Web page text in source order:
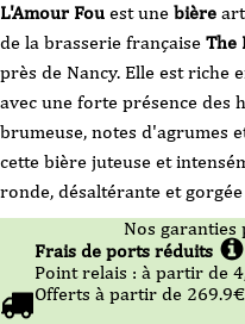
L'Amour Fou est une bière
de la brasserie française The
près de Nancy. Elle est riche
avec une forte présence des
brumeuse, notes d'agrumes
cette bière juteuse et
ronde, désaltérante et
Nos
Frais de ports réduits
Point relais : à partir de
Offerts à partir de 269.9